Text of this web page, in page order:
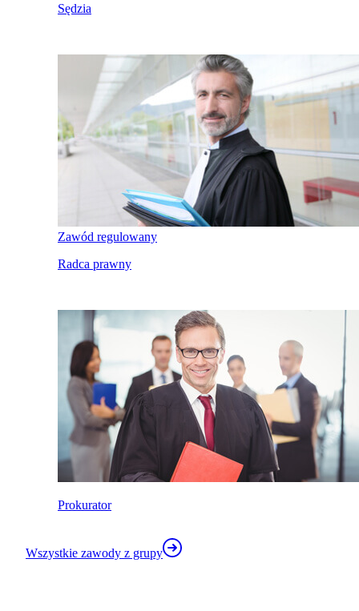
Sędzia
Zawód regulowany
Radca prawny
Prokurator
Wszystkie zawody z grupy